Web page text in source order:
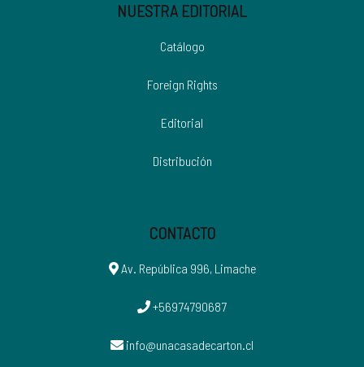
NUESTRA EDITORIAL
Catálogo
Foreign Rights
Editorial
Distribución
CONTACTO
Av. República 996, Limache
+56974790687
info@unacasadecarton.cl